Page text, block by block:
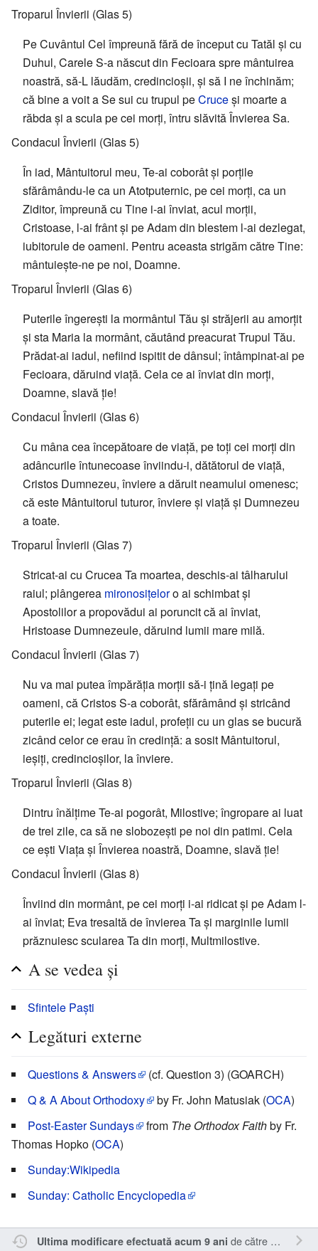
Troparul Învierii (Glas 5)
Pe Cuvântul Cel împreună fără de început cu Tatăl și cu
Duhul, Carele S-a născut din Fecioara spre mântuirea
noastră, să-L lăudăm, credincioșii, și să I ne închinăm;
că bine a voit a Se sui cu trupul peCruceși moarte a
răbda și a scula pe cei morți, întru slăvită Învierea Sa.
Condacul Învierii (Glas 5)
În iad, Mântuitorul meu, Te-ai coborât și porțile
sfărâmându-le ca un Atotputernic, pe cei morți, ca un
Ziditor, împreună cu Tine i-ai înviat, acul morții,
Cristoase, l-ai frânt și pe Adam din blestem l-ai dezlegat,
iubitorule de oameni. Pentru aceasta strigăm către Tine:
mântuiește-ne pe noi, Doamne.
Troparul Învierii (Glas 6)
Puterile îngerești la mormântul Tău și străjerii au amorțit
și sta Maria la mormânt, căutând preacurat Trupul Tău.
Prădat-ai iadul, nefiind ispitit de dânsul; întâmpinat-ai pe
Fecioara, dăruind viață. Cela ce ai înviat din morți,
Doamne, slavă ție!
Condacul Învierii (Glas 6)
Cu mâna cea începătoare de viață, pe toți cei morți din
adâncurile întunecoase înviindu-i, dătătorul de viață,
Cristos Dumnezeu, înviere a dăruit neamului omenesc;
că este Mântuitorul tuturor, înviere și viață și Dumnezeu
a toate.
Troparul Învierii (Glas 7)
Stricat-ai cu Crucea Ta moartea, deschis-ai tâlharului
raiul; plângerea mironosițeloro ai schimbat și
Apostolilor a propovădui ai poruncit că ai înviat,
Hristoase Dumnezeule, dăruind lumii mare milă.
Condacul Învierii (Glas 7)
Nu va mai putea împărăția morții să-i țină legați pe
oameni, că Cristos S-a coborât, sfărâmând și stricând
puterile ei; legat este iadul, profeții cu un glas se bucură
zicând celor ce erau în credință: a sosit Mântuitorul,
ieșiți, credincioșilor, la înviere.
Troparul Învierii (Glas 8)
Dintru înălțime Te-ai pogorât, Milostive; îngropare ai luat
de trei zile, ca să ne slobozești pe noi din patimi. Cela
ce ești Viața și Învierea noastră, Doamne, slavă ție!
Condacul Învierii (Glas 8)
Înviind din mormânt, pe cei morți i-ai ridicat și pe Adam l-
ai înviat; Eva tresaltă de învierea Ta și marginile lumii
prăznuiesc scularea Ta din morți, Multmilostive.
A se vedea și
Sfintele Paști
Legături externe
Questions & Answers
(cf. Question 3) (GOARCH)
Q & A About Orthodoxy
by Fr. John Matusiak (OCA)
Post-Easter Sundays
from The Orthodox Faithby Fr.
Thomas Hopko (OCA)
Sunday:Wikipedia
Sunday: Catholic Encyclopedia
Ultima modificare efectuată acum 9 ani de către Oql